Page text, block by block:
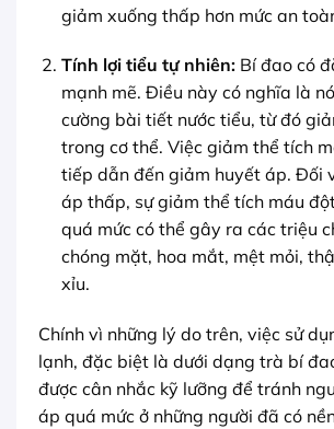
giảm xuống thấp hơn mức an
Tính lợi tiểu tự nhiên:Bí đao có
mạnh mẽ. Điều này có nghĩa là
cường bài tiết nước tiểu, từ đó
trong cơ thể. Việc giảm thể tích
tiếp dẫn đến giảm huyết áp. Đối
áp thấp, sự giảm thể tích máu
quá mức có thể gây ra các triệu
chóng mặt, hoa mắt, mệt mỏi,
xỉu.
Chính vì những lý do trên, việc sử
lạnh, đặc biệt là dưới dạng trà bí
được cân nhắc kỹ lưỡng để tránh
áp quá mức ở những người đã có